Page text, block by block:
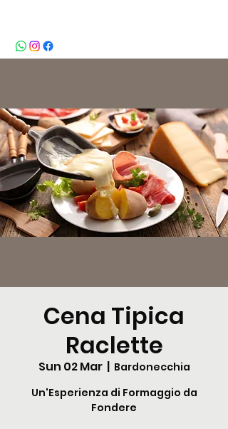
Cena Tipica
Raclette
Sun 02 Mar
  |
Bardonecchia
Un'Esperienza di Formaggio da
Fondere